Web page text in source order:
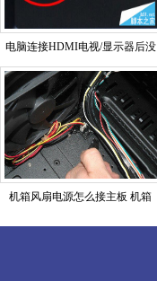
电脑连接HDMI电视/显示器后没
机箱风扇电源怎么接主板 机箱